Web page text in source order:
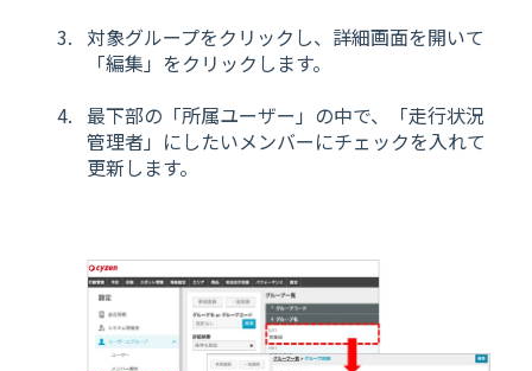
対象グループをクリックし、詳細画面を開いて
「編集」をクリックします。
最下部の「所属ユーザー」の中で、「走行状況
管理者」にしたいメンバーにチェックを入れて
更新します。